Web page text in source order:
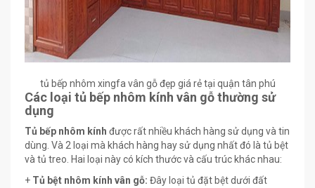
tủ bếp nhôm xingfa vân gỗ đẹp giá rẻ tại quận tân phú
Các loại tủ bếp nhôm kính vân gỗ thường sử
dụng
Tủ bếp nhôm kính được rất nhiều khách hàng sử dụng và tin
dùng. Và 2 loại mà khách hàng hay sử dụng nhất đó là tủ bệt
và tủ treo. Hai loại này có kích thước và cấu trúc khác nhau:
+ Tủ bệt nhôm kính vân gỗ: Đây loại tủ đặt bệt dưới đất